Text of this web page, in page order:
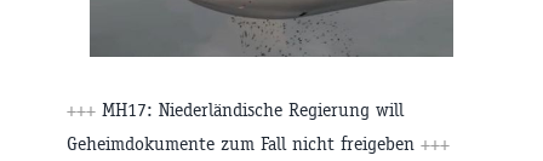
+++ MH17: Niederländische Regierung will
Geheimdokumente zum Fall nicht freigeben +++